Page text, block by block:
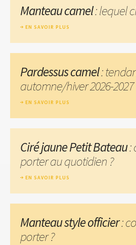
Manteau camel: lequel
EN SAVOIR PLUS
Pardessus camel:
automne/hiver 2026-2027
EN SAVOIR PLUS
Ciré jaune Petit Bateau:
porter au quotidien ?
EN SAVOIR PLUS
Manteau style officier:
porter ?